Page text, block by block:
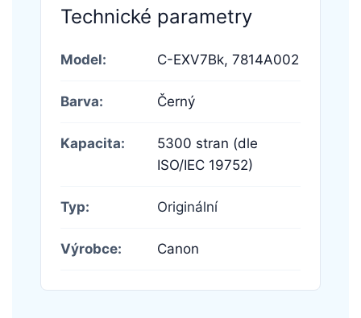
Technické parametry
Model: C-EXV7Bk, 7814A002
Barva: Černý
Kapacita:
5300 stran (dle
ISO/IEC 19752)
Typ: Originální
Výrobce: Canon